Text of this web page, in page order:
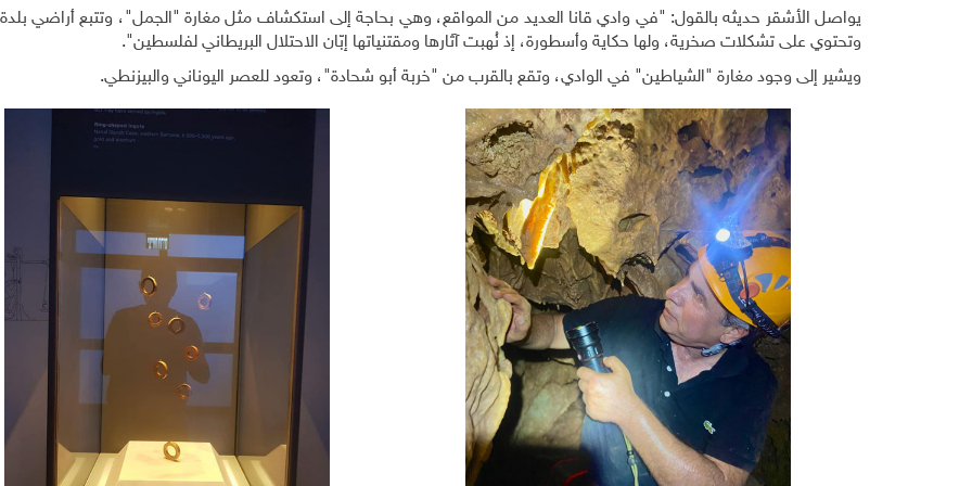
يواصل الأشقر حديثه بالقول: "في وادي قانا العديد من المواقع، وهي بحاجة إلى استكشاف مثل مغارة "الجمل"، وتتبع أراضي
وتحتوي على تشكلات صخرية، ولها حكاية وأسطورة، إذ نُهبت آثارها ومقتنياتها إبّان الاحتلال البريطاني لفلسطين".
ويشير إلى وجود مغارة "الشياطين" في الوادي، وتقع بالقرب من "خربة أبو شحادة"، وتعود للعصر اليوناني والبيزنطي.